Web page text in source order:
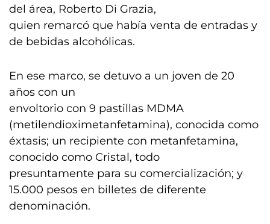
del área, Roberto Di Grazia,
quien remarcó que había venta de entradas y
de bebidas alcohólicas.
En ese marco, se detuvo a un joven de 20
años con un
envoltorio con 9 pastillas MDMA
(metilendioximetanfetamina), conocida como
éxtasis; un recipiente con metanfetamina,
conocido como Cristal, todo
presuntamente para su comercialización; y
15.000 pesos en billetes de diferente
denominación.